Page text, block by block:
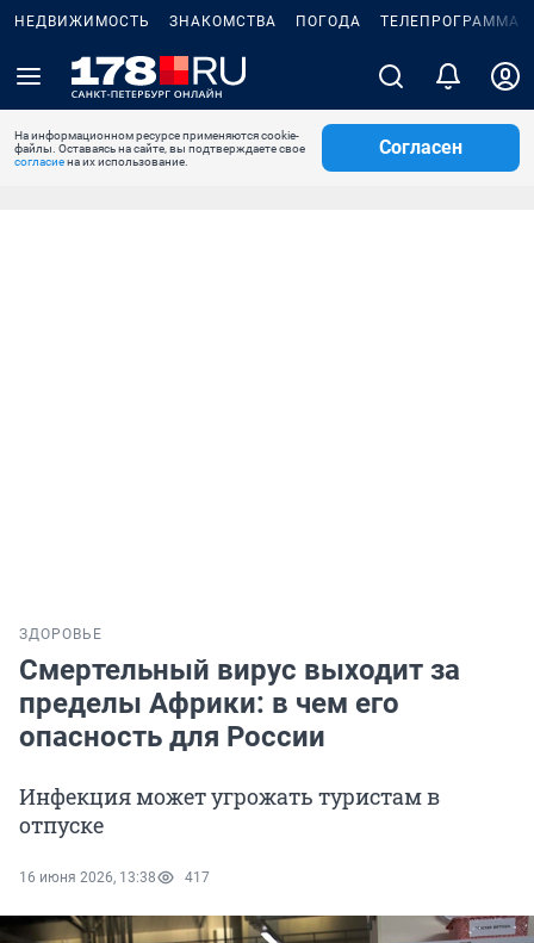
НЕДВИЖИМОСТЬ ЗНАКОМСТВА ПОГОДА ТЕЛЕПРОГРАММА
На информационном ресурсе применяются cookie-
файлы. Оставаясь на сайте, вы подтверждаете свое
согласиена их использование.
Согласен
ЗДОРОВЬЕ
Смертельный вирус выходит за
пределы Африки: в чем его
опасность для России
Инфекция может угрожать туристам в
отпуске
16 июня 2026, 13:38 417